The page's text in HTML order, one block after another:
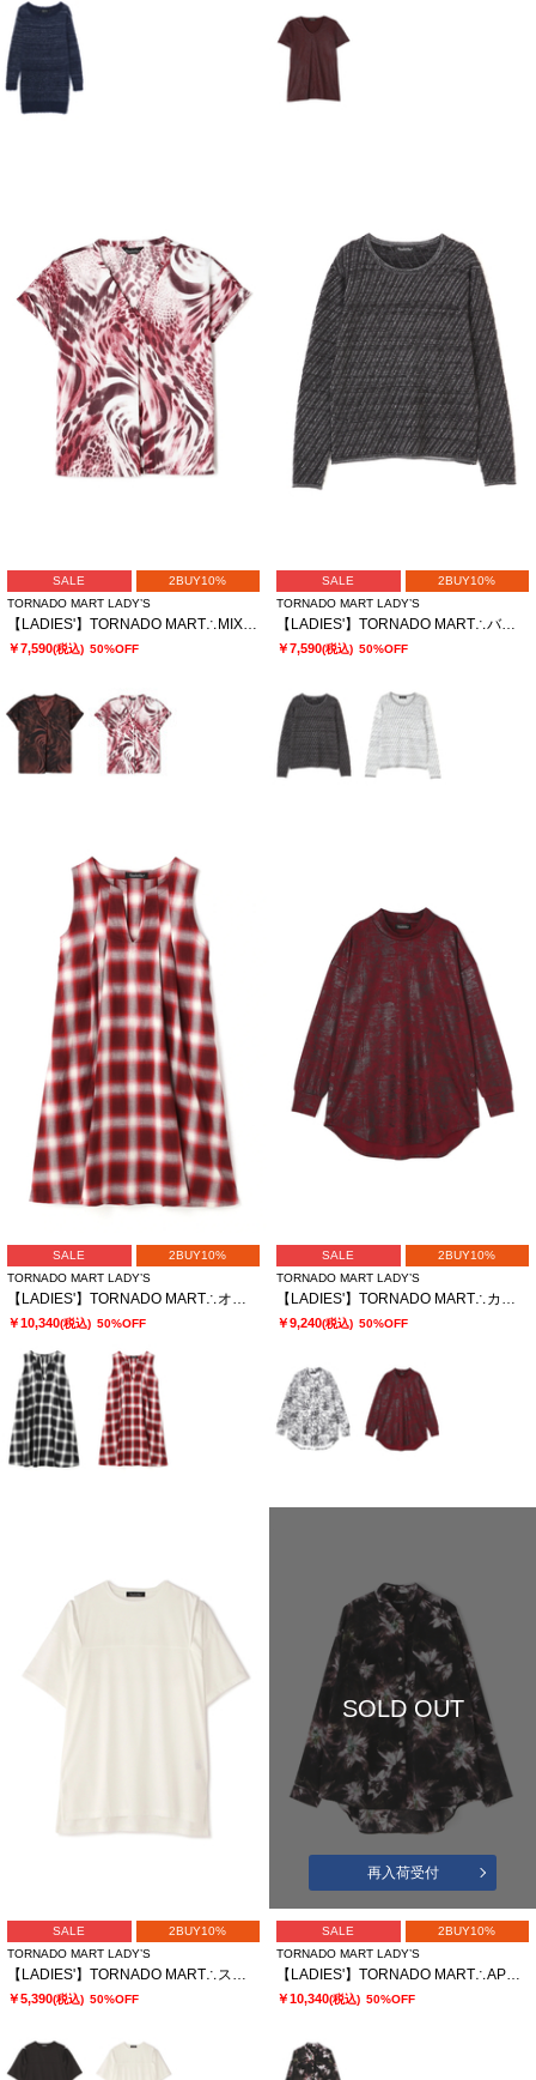
SALE
2BUY10%
TORNADO MART LADY’S
【LADIES'】TORNADO MART∴MIXアニマルスキッパーブラウス
￥7,590(税込) 50%OFF
SALE
2BUY10%
TORNADO MART LADY’S
【LADIES'】TORNADO MART∴バイアスタッククルーネックニット
￥7,590(税込) 50%OFF
SALE
2BUY10%
TORNADO MART LADY’S
【LADIES'】TORNADO MART∴オンブレーチェックワンピース
￥10,340(税込) 50%OFF
SALE
2BUY10%
TORNADO MART LADY’S
【LADIES'】TORNADO MART∴カスリフォイルハイネックロングカットソー
￥9,240(税込) 50%OFF
SALE
2BUY10%
TORNADO MART LADY’S
【LADIES'】TORNADO MART∴スリットオーバーカットソー
￥5,390(税込) 50%OFF
SOLD OUT
再入荷受付
SALE
2BUY10%
TORNADO MART LADY’S
【LADIES'】TORNADO MART∴APERTAプリントオーバーブラウス
￥10,340(税込) 50%OFF